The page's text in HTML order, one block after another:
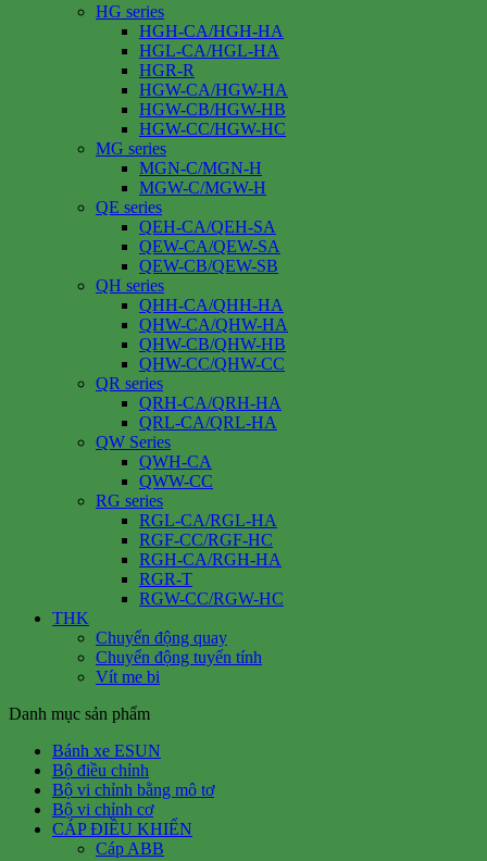
HG series
HGH-CA/HGH-HA
HGL-CA/HGL-HA
HGR-R
HGW-CA/HGW-HA
HGW-CB/HGW-HB
HGW-CC/HGW-HC
MG series
MGN-C/MGN-H
MGW-C/MGW-H
QE series
QEH-CA/QEH-SA
QEW-CA/QEW-SA
QEW-CB/QEW-SB
QH series
QHH-CA/QHH-HA
QHW-CA/QHW-HA
QHW-CB/QHW-HB
QHW-CC/QHW-CC
QR series
QRH-CA/QRH-HA
QRL-CA/QRL-HA
QW Series
QWH-CA
QWW-CC
RG series
RGL-CA/RGL-HA
RGF-CC/RGF-HC
RGH-CA/RGH-HA
RGR-T
RGW-CC/RGW-HC
THK
Chuyển động quay
Chuyển động tuyến tính
Vít me bi
Danh mục sản phẩm
Bánh xe ESUN
Bộ điều chỉnh
Bộ vi chỉnh bằng mô tơ
Bộ vi chỉnh cơ
CÁP ĐIỀU KHIỂN
Cáp ABB